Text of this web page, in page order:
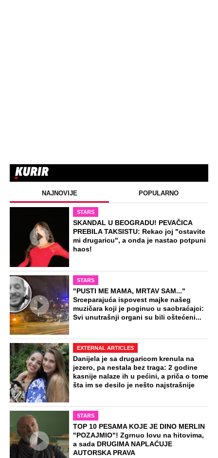
NAJNOVIJE POPULARNO
STARS
SKANDAL U BEOGRADU! PEVAČICA
PREBILA TAKSISTU: Rekao joj "ostavite
mi drugaricu", a onda je nastao potpuni
haos!
STARS
"PUSTI ME MAMA, MRTAV SAM..."
Srceparajuća ispovest majke našeg
muzičara koji je poginuo u saobraćajci:
Svi unutrašnji organi su bili oštećeni...
EXTERNAL ARTICLES
Danijela je sa drugaricom krenula na
jezero, pa nestala bez traga: 2 godine
kasnije nalaze ih u pećini, a priča o tome
šta im se desilo je nešto najstrašnije
STARS
TOP 10 PESAMA KOJE JE DINO MERLIN
"POZAJMIO"! Zgrnuo lovu na hitovima,
a sada DRUGIMA NAPLAĆUJE
AUTORSKA PRAVA